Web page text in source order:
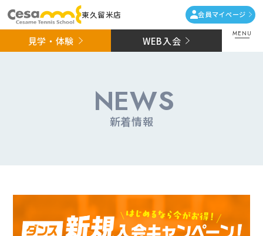
東久留米店 会員マイページ
見学・体験 WEB入会
MENU
NEWS
新着情報